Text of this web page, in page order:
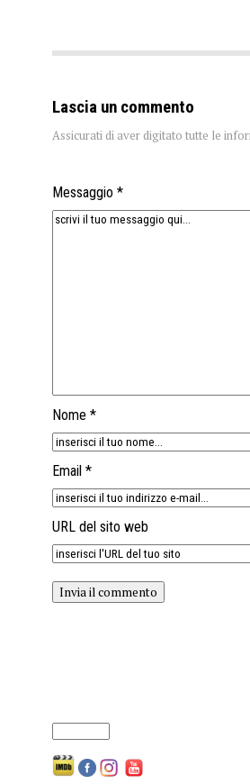
Lascia un commento
Assicurati di aver digitato tutte le
Messaggio *
Nome *
Email *
URL del sito web